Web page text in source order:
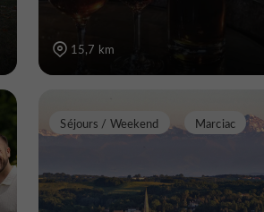
15,7 km
Séjours / Weekend Marciac